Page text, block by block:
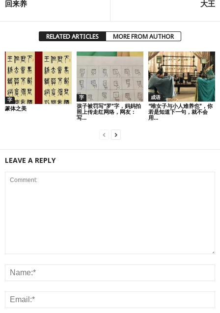
回来养 大王
RELATED ARTICLES MORE FROM AUTHOR
字
篆体之美
字
孩子被罚写“罗”字，妈妈拍
照上传走红网络，网友：
写...
成语
“唯女子与小人难养也”，你
若是知道下一句，就不会
用...
LEAVE A REPLY